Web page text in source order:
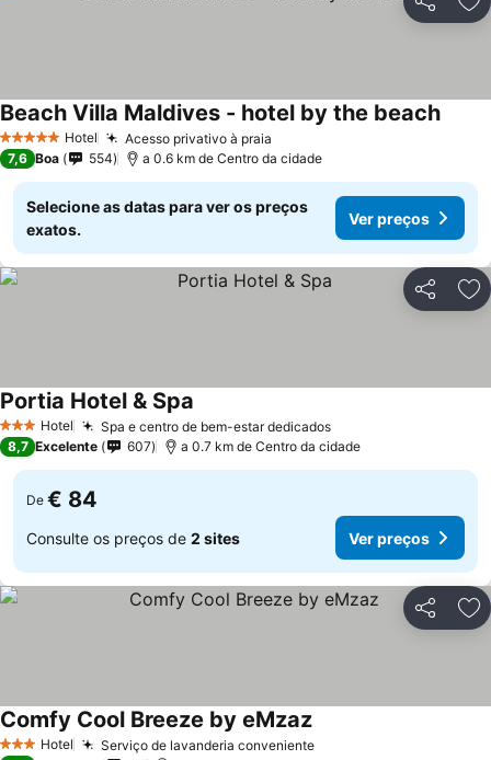
Partilhar
5 Estrelas Hotel Acesso privativo à praia
Beach Villa Maldives - hotel by the beachVer
7,6 Boa 554 a 0.6 km de Centro da cidade
Selecione as datas para ver os preços
exatos.
Ver preços
Partilhar
3 EstrelasHotel Spa e centro de bem-estar dedicadosVer preços
Portia Hotel & Spa
8,7 Excelente 607 a 0.7 km de Centro da cidade
De € 84
Consulte os preços de 2 sites Ver preços
Partilhar
3 EstrelasHotel Serviço de lavanderia convenienteVer preços
Comfy Cool Breeze by eMzazVer preços